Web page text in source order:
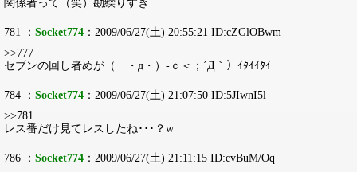
関係者って（笑）勘繰りすぎ
781 ： Socket774 ：2009/06/27(土) 20:55:21 ID:cZGlOBwm
>>777
セブンの回し者めが（ ・д・）-ｃ＜；´Д｀）ｲﾀｲｲﾀｲ
784 ： Socket774 ：2009/06/27(土) 21:07:50 ID:5JIwnI5l
>>781
レス番だけ見てレスしたね･･･？w
786 ： Socket774 ：2009/06/27(土) 21:11:15 ID:cvBuM/Oq